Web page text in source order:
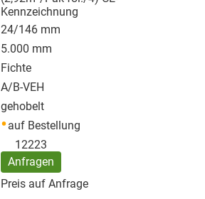
Kennzeichnung
24/146 mm
5.000 mm
Fichte
A/B-VEH
gehobelt
auf Bestellung
12223
Anfragen
Preis auf Anfrage